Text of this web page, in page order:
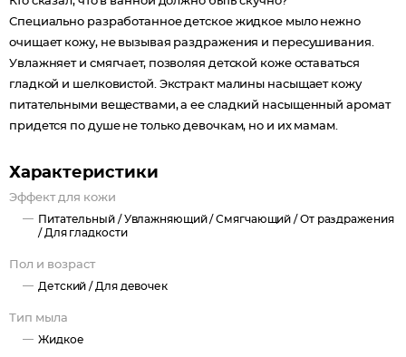
Специально разработанное детское жидкое мыло нежно
очищает кожу, не вызывая раздражения и пересушивания.
Увлажняет и смягчает, позволяя детской коже оставаться
гладкой и шелковистой. Экстракт малины насыщает кожу
питательными веществами, а ее сладкий насыщенный аромат
придется по душе не только девочкам, но и их мамам.
Характеристики
Эффект для кожи
Питательный /Увлажняющий /Смягчающий /От раздражения
/ Для гладкости
Пол и возраст
Детский / Для девочек
Тип мыла
Жидкое